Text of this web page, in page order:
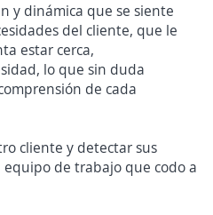
y dinámica que se siente
del cliente, que le
estar cerca,
lo que sin duda
de cada
cliente y detectar sus
de trabajo que codo a